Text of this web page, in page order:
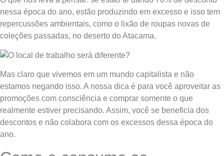
nessa época do ano, estão produzindo em excesso e isso tem
repercussões ambientais, como o lixão de roupas novas de
coleções passadas, no deserto do Atacama.
Mas claro que vivemos em um mundo capitalista e não
estamos negando isso. A nossa dica é para você aproveitar as
promoções com consciência e comprar somente o que
realmente estiver precisando. Assim, você se beneficia dos
descontos e não colabora com os excessos dessa época do
ano.